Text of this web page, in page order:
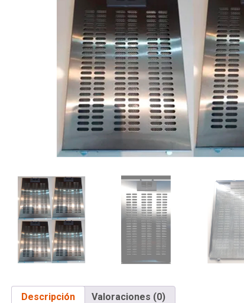
Descripción Valoraciones (0)